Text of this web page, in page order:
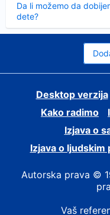
Da li možemo da
dete?
Desktop verzija
Kako radimo
Izjava o
Izjava o ljudskim
Autorska prava ©
Vaš